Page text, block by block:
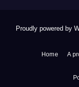
Proudly powered by
Home A